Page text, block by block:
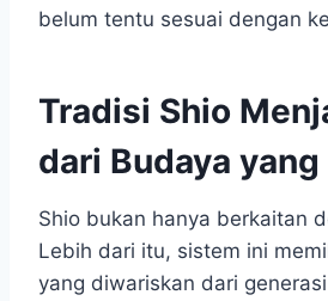
belum tentu sesuai dengan
Tradisi Shio
dari Budaya yang
Shio bukan hanya berkaitan
Lebih dari itu, sistem ini
yang diwariskan dari